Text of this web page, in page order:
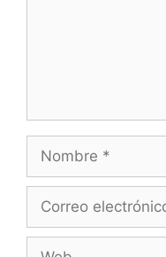
Nombre
Correo
Web